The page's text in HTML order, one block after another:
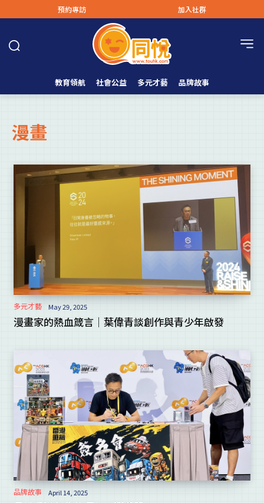
預約專訪 加入社群
教育領航 社會公益 多元才藝 品牌故事
漫畫
多元才藝 May 29, 2025
漫畫家的熱血箴言｜葉偉青談創作與青少年啟發
品牌故事 April 14, 2025